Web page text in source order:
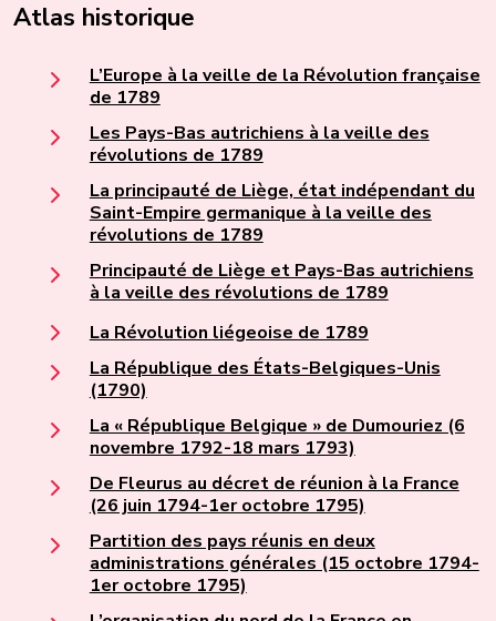
Atlas historique
L’Europe à la veille de la Révolution française
de 1789
Les Pays-Bas autrichiens à la veille des
révolutions de 1789
La principauté de Liège, état indépendant du
Saint-Empire germanique à la veille des
révolutions de 1789
Principauté de Liège et Pays-Bas autrichiens
à la veille des révolutions de 1789
La Révolution liégeoise de 1789
La République des États-Belgiques-Unis
(1790)
La « République Belgique » de Dumouriez (6
novembre 1792-18 mars 1793)
De Fleurus au décret de réunion à la France
(26 juin 1794-1er octobre 1795)
Partition des pays réunis en deux
administrations générales (15 octobre 1794-
1er octobre 1795)